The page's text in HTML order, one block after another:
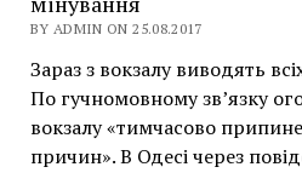
BY ADMIN ON 25.08.2017
Зараз з вокзалу виводять
По гучномовному зв’язку
вокзалу «тимчасово
причин». В Одесі через